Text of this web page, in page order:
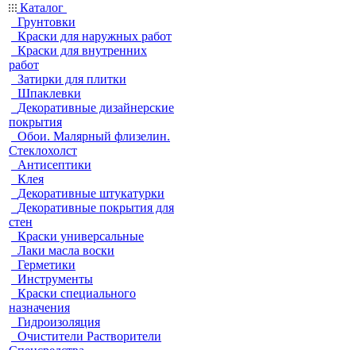
Каталог
Грунтовки
Краски для наружных работ
Краски для внутренних
работ
Затирки для плитки
Шпаклевки
Декоративные дизайнерские
покрытия
Обои. Малярный флизелин.
Стеклохолст
Антисептики
Клея
Декоративные штукатурки
Декоративные покрытия для
стен
Краски универсальные
Лаки масла воски
Герметики
Инструменты
Краски специального
назначения
Гидроизоляция
Очистители Растворители